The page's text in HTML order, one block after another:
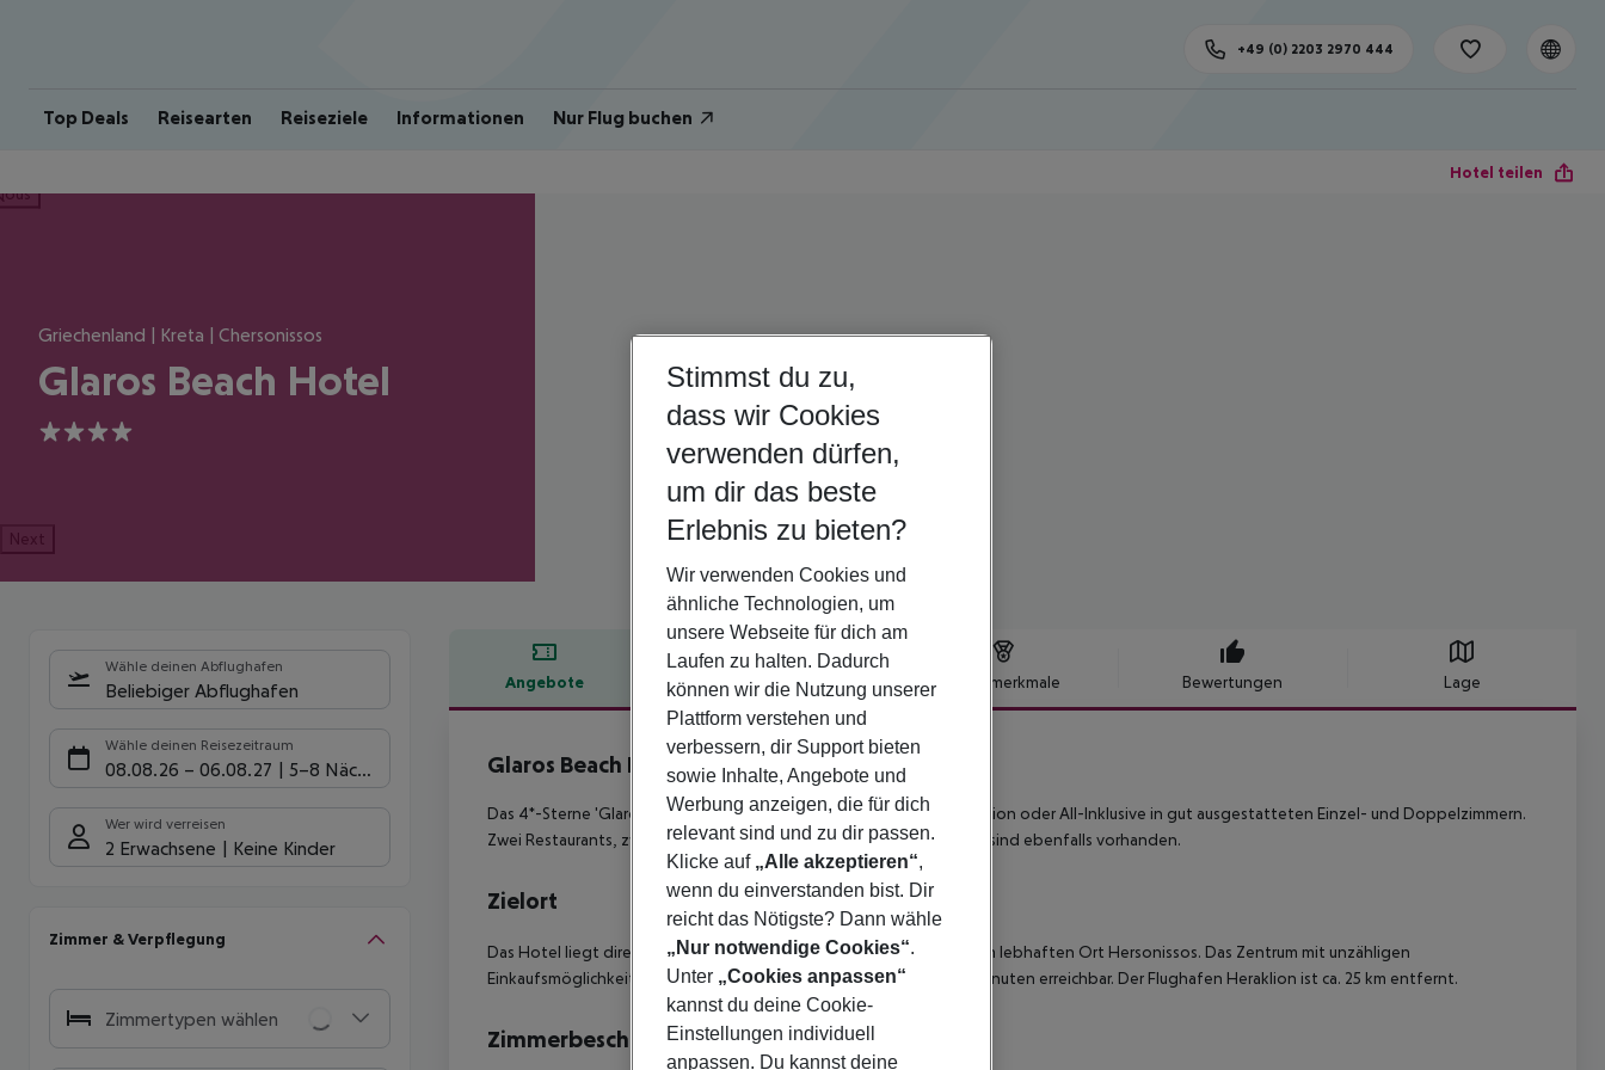
Top Deals Reisearten Reiseziele Informationen Nur Flug buchen
+49 (0) 2203 2970 444
Hotel teilen
Griechenland | Kreta | Chersonissos
Glaros Beach Hotel
4
Next
Wähle deinen Abflughafen
Beliebiger Abflughafen
Wähle deinen Reisezeitraum
08.08.26 – 06.08.27 5-8 Nächte
Wer wird verreisen
2 Erwachsene Keine Kinder
Zimmer & Verpflegung
Zimmertypen wählen
Angebote Hotelbeschreibung Hotelmerkmale Bewertungen Lage
Hotelbeschreibung
Glaros Beach Hotel
4
Das 4*-Sterne 'Glaros Beach Hotel' bietet Ihnen entweder Halbpension oder All-Inklusive in gut ausgestatteten Einzel- und Doppelzimmern.
Zwei Restaurants, zwei Bars, ein Schwimmbad und ein Strandbereich sind ebenfalls vorhanden.
Zielort
Das Hotel liegt direkt an der Promenade, oberhalb eines Strandes im lebhaften Ort Hersonissos. Das Zentrum mit unzähligen
Einkaufsmöglichkeiten, Restaurants und Bars ist in nur wenige Gehminuten erreichbar. Der Flughafen Heraklion ist ca. 25 km entfernt.
Zimmerbeschreibung
Stimmst du zu,
dass wir Cookies
verwenden dürfen,
um dir das beste
Erlebnis zu bieten?
Wir verwenden Cookies und
ähnliche Technologien, um
unsere Webseite für dich am
Laufen zu halten. Dadurch
können wir die Nutzung unserer
Plattform verstehen und
verbessern, dir Support bieten
sowie Inhalte, Angebote und
Werbung anzeigen, die für dich
relevant sind und zu dir passen.
Klicke auf „Alle akzeptieren“,
wenn du einverstanden bist. Dir
reicht das Nötigste? Dann wähle
„Nur notwendige Cookies“.
Unter „Cookies anpassen“
kannst du deine Cookie-
Einstellungen individuell
anpassen. Du kannst deine